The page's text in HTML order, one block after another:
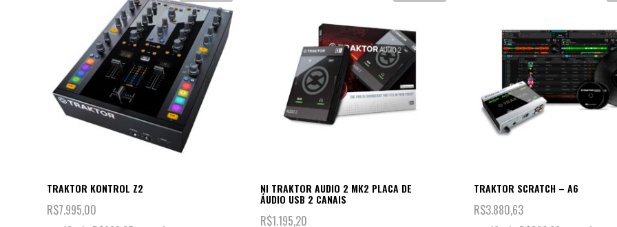
TRAKTOR KONTROL Z2
R$7.995,00
NI TRAKTOR AUDIO 2 MK2 PLACA DE
ÁUDIO USB 2 CANAIS
R$1.195,20
TRAKTOR SCRATCH – A6
R$3.880,63